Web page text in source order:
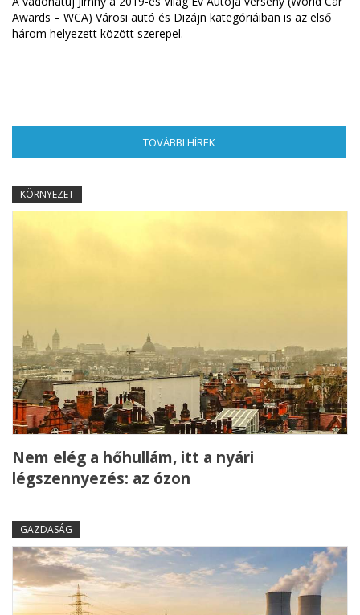
Awards – WCA) Városi autó és Dizájn kategóriáiban is az első
három helyezett között szerepel.
TOVÁBBI HÍREK
KÖRNYEZET
Nem elég a hőhullám, itt a nyári
légszennyezés: az ózon
GAZDASÁG